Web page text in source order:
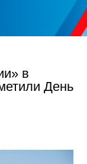
в
День